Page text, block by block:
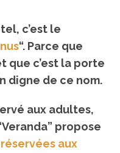
c’est le
“. Parce que
que c’est la porte
digne de ce nom.
aux adultes,
propose
aux